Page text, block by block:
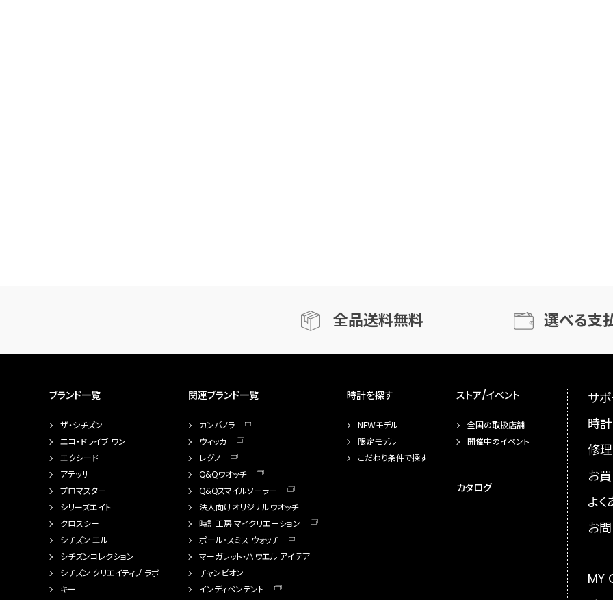
全品送料無料 選べる支
ブランド一覧
ザ・シチズン
エコ・ドライブ ワン
エクシード
アテッサ
プロマスター
シリーズエイト
クロスシー
シチズン エル
シチズンコレクション
シチズン クリエイティブ ラボ
キー
関連ブランド一覧
カンパノラ
ウィッカ
レグノ
Q&Qウオッチ
Q&Qスマイルソーラー
法人向けオリジナルウオッチ
時計工房 マイクリエーション
ポール・スミス ウォッチ
マーガレット・ハウエル アイデア
チャンピオン
インディペンデント
時計を探す
NEWモデル
限定モデル
こだわり条件で探す
ストア/イベント
全国の取扱店舗
開催中のイベント
カタログ
サ
時
修理
お
よ
お
MY
メ